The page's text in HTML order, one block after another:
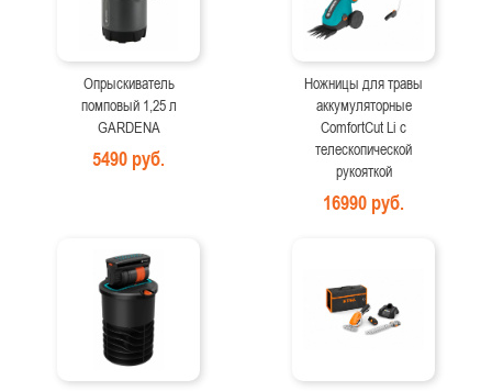
Опрыскиватель
помповый 1,25 л
GARDENA
5490 руб.
Ножницы для травы
аккумуляторные
ComfortCut Li с
телескопической
рукояткой
16990 руб.